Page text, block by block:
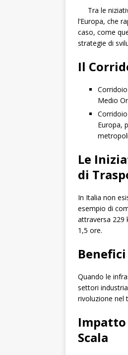
Tra le
l’Europa, che
caso, come
strategie di
Il
Medio
Europa,
Le
di
In Italia non
esempio di
attraversa 229
1,5 ore.
Quando le
settori
rivoluzione nel
Impatto
Scala